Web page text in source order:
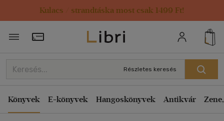
Kulacs / strandtáska most csak 1499 Ft!
Törzsvásárlói Kártya adatai
Részletes keresés
Könyvek E-könyvek Hangoskönyvek Antikvár